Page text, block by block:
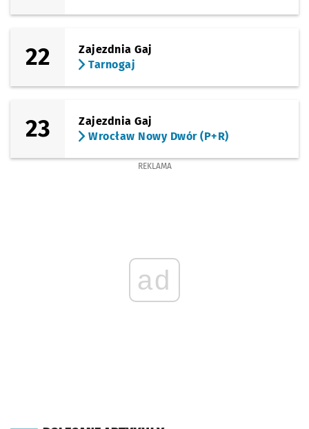
22
Zajezdnia Gaj
Tarnogaj
23
Zajezdnia Gaj
Wrocław Nowy Dwór (P+R)
REKLAMA
ad